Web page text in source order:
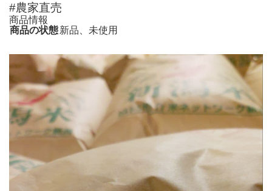
#農家直売
商品情報
商品の状態新品、未使用